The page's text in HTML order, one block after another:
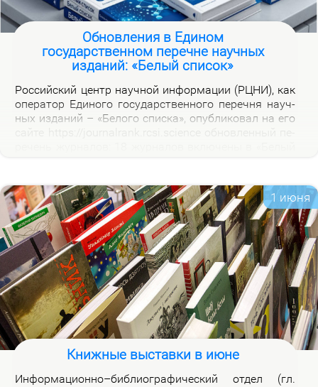
Обновления в Едином
государственном перечне научных
изданий: «Белый список»
Рос­сий­ский центр на­уч­ной ин­фор­ма­ции (РЦНИ), как
опе­ра­тор Еди­но­го го­судар­ствен­но­го пе­реч­ня на­уч­
ных из­да­ний – «Бе­ло­го спис­ка», опуб­ли­ко­вал на его
на­лов на вклад­ке «Уров­ни» раз­ме­ще­ны при­ме­ча­ния,
по­яс­ня­ю­щие при­чи­ны вклю­че­ния жур­на­лов и из­ме­
не­ния уров­ней.
1 июня
Книжные выставки в июне
Ин­фор­ма­ци­он­но–биб­лио­гра­фи­че­ский от­дел (гл.